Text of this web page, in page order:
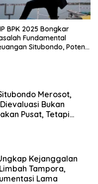
BPK 2025 Bongkar
Fundamental
Situbondo, Potensi
Merosot,
Bukan
Pusat, Tetapi
Kejanggalan
Tampora,
Lama